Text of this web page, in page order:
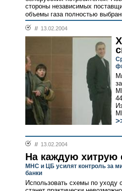
стороны независимых
объемы газа полностью
// 13.02.2004
// 13.02.2004
На каждую хитрую
МНС и ЦБ усилят контроль за
банки
Использовать схемы по уходу